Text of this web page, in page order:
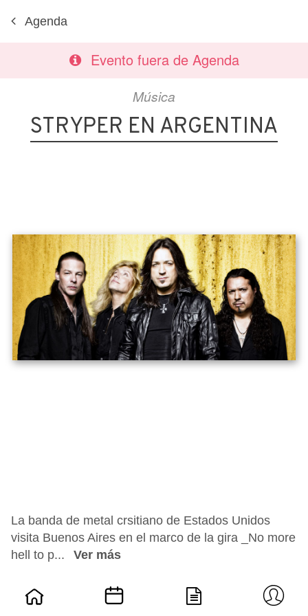
Agenda
Evento fuera de Agenda
Música
STRYPER EN ARGENTINA
La banda de metal crsitiano de Estados Unidos
visita Buenos Aires en el marco de la gira _No more
hell to p...
Ver más